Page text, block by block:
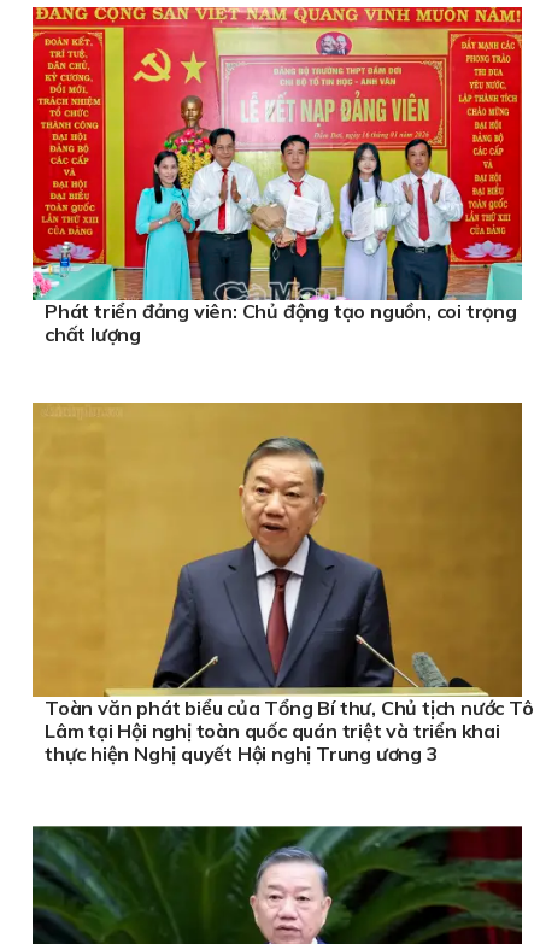
Phát triển đảng viên: Chủ động tạo nguồn, coi trọng
chất lượng
Toàn văn phát biểu của Tổng Bí thư, Chủ tịch nước Tô
Lâm tại Hội nghị toàn quốc quán triệt và triển khai
thực hiện Nghị quyết Hội nghị Trung ương 3